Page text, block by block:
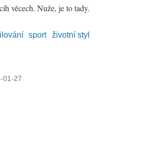
věcech. Nuže, je to tady.
sport životní styl
01-27